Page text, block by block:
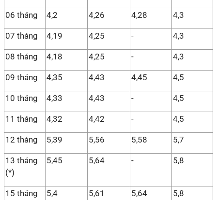
06 tháng 4,2 4,26 4,28 4,3
07 tháng 4,19 4,25 - 4,3
08 tháng 4,18 4,25 - 4,3
09 tháng 4,35 4,43 4,45 4,5
10 tháng 4,33 4,43 - 4,5
11 tháng 4,32 4,42 - 4,5
12 tháng 5,39 5,56 5,58 5,7
13 tháng
(*)
5,45 5,64 - 5,8
15 tháng 5,4 5,61 5,64 5,8